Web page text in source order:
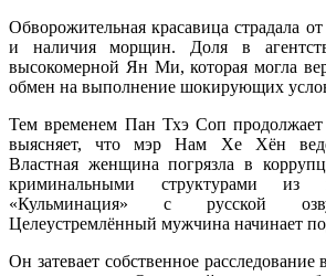
Обворожительная красавица страдала
и наличия морщин. Доля в
высокомерной Ян Ми, которая могла
обмен на выполнение шокирующих
Тем временем Пан Тхэ Соп продолжает
выясняет, что мэр Нам Хе Хён
Властная женщина погрязла в
криминальными структурами из
«Кульминация» с русской
Целеустремлённый мужчина начинает
Он затевает собственное